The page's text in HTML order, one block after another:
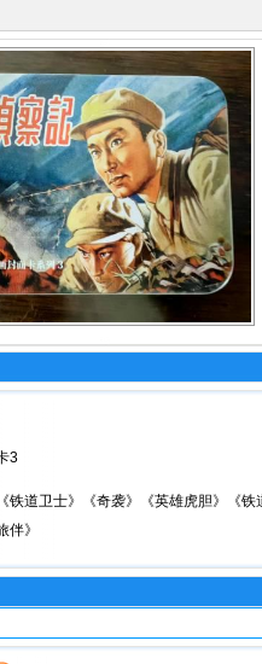
3
铁道卫士》《奇袭》《英雄虎胆》《
伴》